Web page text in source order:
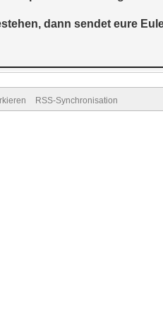
dann sendet eure
RSS-Synchronisation